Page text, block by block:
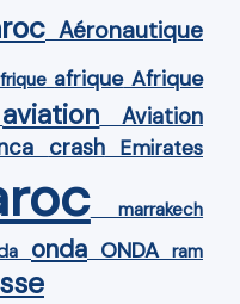
Aéronautique
afrique Afrique
aviation Aviation
crash Emirates
marrakech
onda ONDA ram